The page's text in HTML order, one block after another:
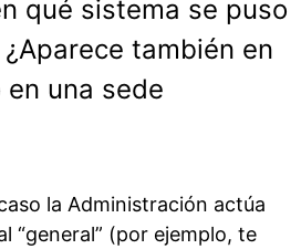
qué sistema se puso
también en
en una sede
la Administración actúa
“general” (por ejemplo, te